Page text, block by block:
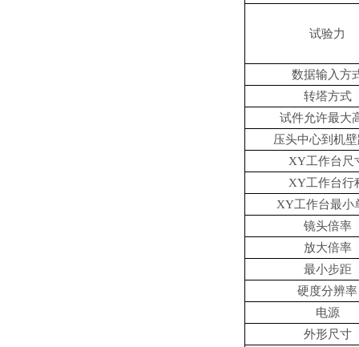
试验力
数据输入方
转塔方式
试件允许最大
压头中心到机
XY工作台尺
XY工作台行
XY工作台最小
镜头倍率
放大倍率
最小步距
硬度分辨率
电源
外形尺寸